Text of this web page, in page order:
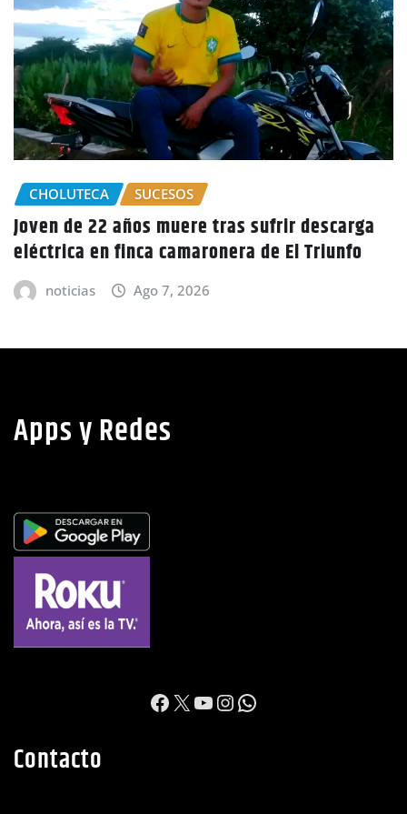
GOBIERNO HONDURAS NACIONALES
CIDH escucha denuncias por uso de juicios
políticos y debilidad de la independencia
noticias Ago 6, 2026